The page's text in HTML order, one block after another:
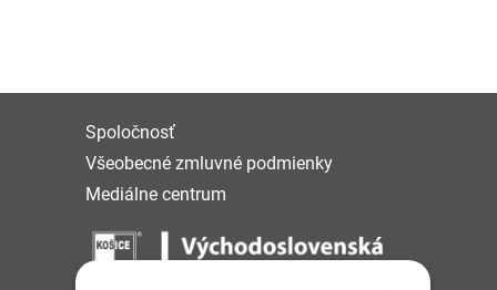
Spoločnosť
Všeobecné zmluvné podmienky
Mediálne centrum